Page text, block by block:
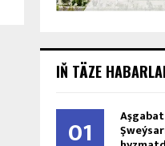
IŇ TÄZE
01 Aşgabat